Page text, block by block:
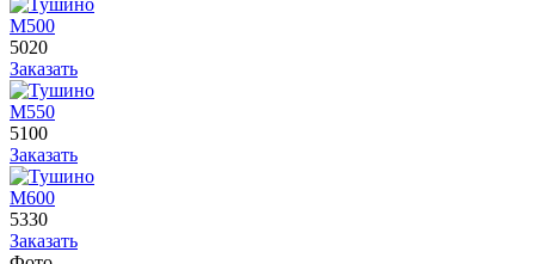
М500
5020
Заказать
М550
5100
Заказать
М600
5330
Заказать